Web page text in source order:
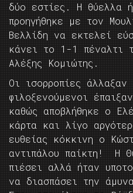
δύο εστίες. Η θύελλα
προηγήθηκε με τον
Βελλίδη να εκτελεί
κάνει το 1-1 πέναλτι
Αλέξης Κομιώτης.
Οι ισορροπίες άλλαξαν
φιλοξενούμενοι
καθώς αποβλήθηκε ο
κάρτα και λίγο
ευθείας κόκκινη ο
αντιπάλου παίκτη! Η
πιέσει αλλά ήταν
να διασπάσει την